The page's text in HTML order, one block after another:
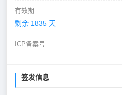
有效期
剩余 1835 天
ICP备案号
签发信息